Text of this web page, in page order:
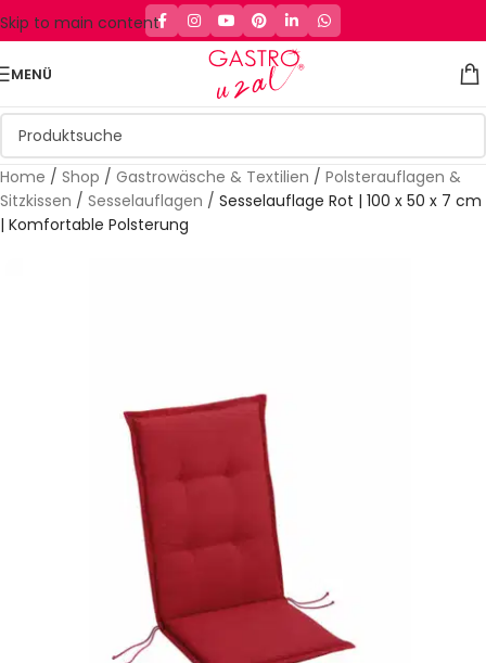
Skip to main content
MENÜ
Home / Shop / Gastrowäsche & Textilien / Polsterauflagen &
Sitzkissen / Sesselauflagen / Sesselauflage Rot | 100 x 50 x 7 cm
| Komfortable Polsterung